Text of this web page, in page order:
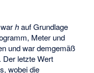
warhauf Grundlage
Meter und
und war demgemäß
Der letzte Wert
wobei die